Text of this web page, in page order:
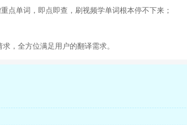
点单词，即点即查，刷视频学单词根本停不下来；
，全方位满足用户的翻译需求。